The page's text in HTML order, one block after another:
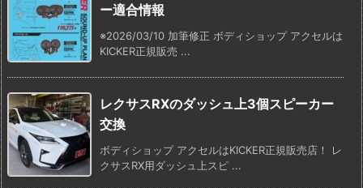
ー適合情報
※2026/03/10 加筆修正 ボディショップ アクセルは
KICKER正規販売 ...
レクサスRXのダッシュ上3個スピーカー
交換
ボディショップ アクセルはKICKER正規販売店！ レ
クサスRX用ダッシュ上スピ ...